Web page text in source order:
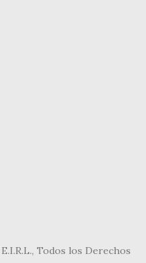
Todos los Derechos